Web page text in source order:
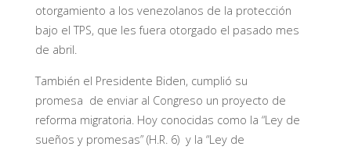
otorgamiento a los venezolanos de la protección
bajo el TPS, que les fuera otorgado el pasado mes
de abril.
También el Presidente Biden, cumplió su
promesa de enviar al Congreso un proyecto de
reforma migratoria. Hoy conocidas como la “Ley de
sueños y promesas” (H.R. 6) y la “Ley de